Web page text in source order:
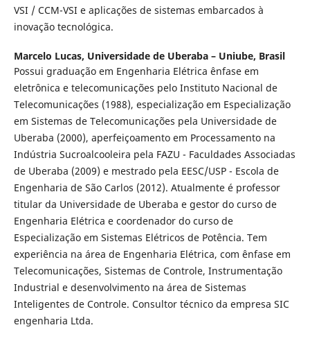
VSI / CCM-VSI e aplicações de sistemas embarcados à
inovação tecnológica.
Marcelo Lucas, Universidade de Uberaba – Uniube, Brasil
Possui graduação em Engenharia Elétrica ênfase em
eletrônica e telecomunicações pelo Instituto Nacional de
Telecomunicações (1988), especialização em Especialização
em Sistemas de Telecomunicações pela Universidade de
Uberaba (2000), aperfeiçoamento em Processamento na
Indústria Sucroalcooleira pela FAZU - Faculdades Associadas
de Uberaba (2009) e mestrado pela EESC/USP - Escola de
Engenharia de São Carlos (2012). Atualmente é professor
titular da Universidade de Uberaba e gestor do curso de
Engenharia Elétrica e coordenador do curso de
Especialização em Sistemas Elétricos de Potência. Tem
experiência na área de Engenharia Elétrica, com ênfase em
Telecomunicações, Sistemas de Controle, Instrumentação
Industrial e desenvolvimento na área de Sistemas
Inteligentes de Controle. Consultor técnico da empresa SIC
engenharia Ltda.